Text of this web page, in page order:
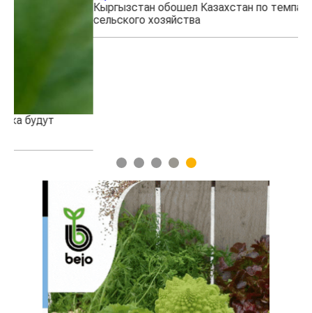
Кыргызстан обошел Казахстан по темпам роста
сельского хозяйства
1 2 3 4 5